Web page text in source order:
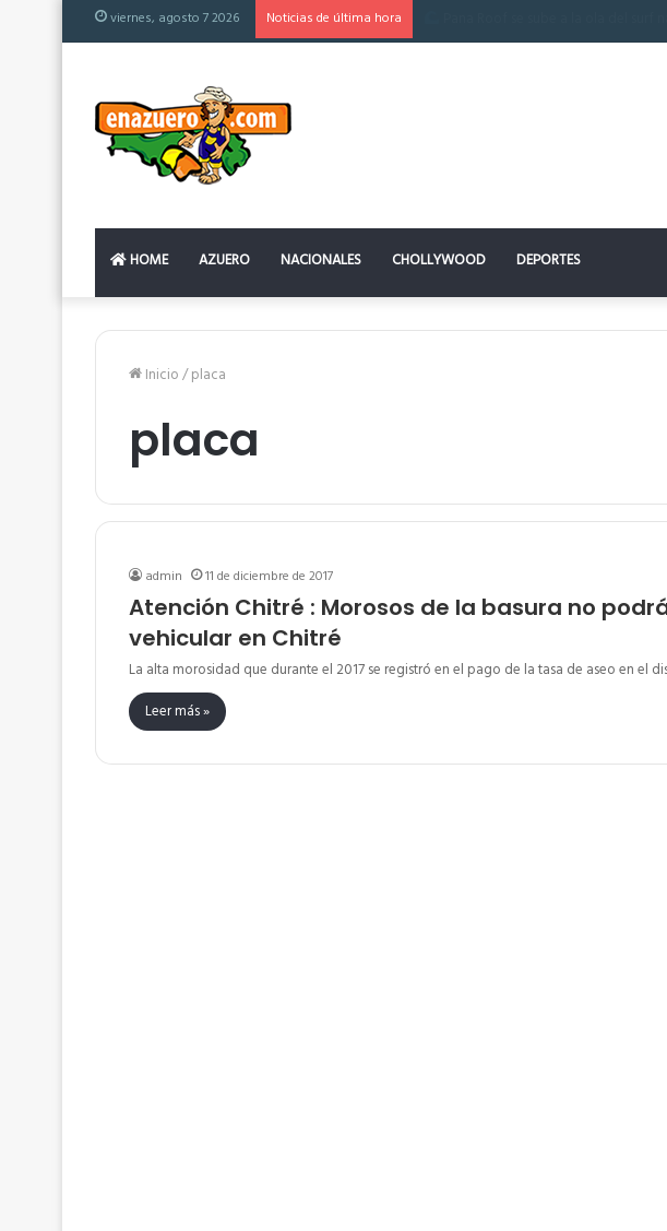
viernes, agosto 7 2026 Noticias de última hora
HOME AZUERO NACIONALES CHOLLYWOOD DEPORTES
Inicio/placa
placa
admin 11 de diciembre de 2017
Atención Chitré : Morosos de la basura no
vehicular en Chitré
La alta morosidad que durante el 2017 se registró en el pago de la tasa de aseo en el
Leer más »